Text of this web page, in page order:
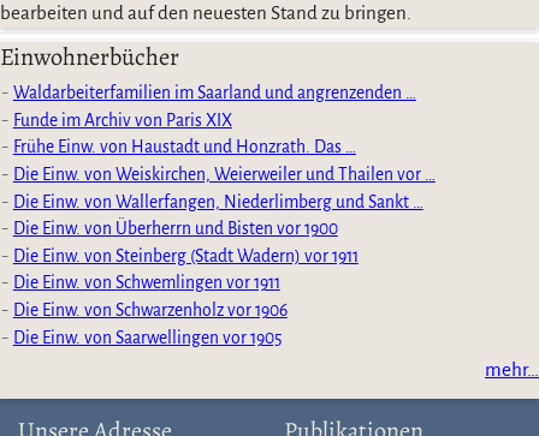
bearbeiten und auf den neuesten Stand zu bringen.
Einwohnerbücher
Waldarbeiterfamilien im Saarland und angrenzenden …
Funde im Archiv von Paris XIX
Frühe Einw. von Haustadt und Honzrath. Das …
Die Einw. von Weiskirchen, Weierweiler und Thailen vor …
Die Einw. von Wallerfangen, Niederlimberg und Sankt …
Die Einw. von Überherrn und Bisten vor 1900
Die Einw. von Steinberg (Stadt Wadern) vor 1911
Die Einw. von Schwemlingen vor 1911
Die Einw. von Schwarzenholz vor 1906
Die Einw. von Saarwellingen vor 1905
mehr…